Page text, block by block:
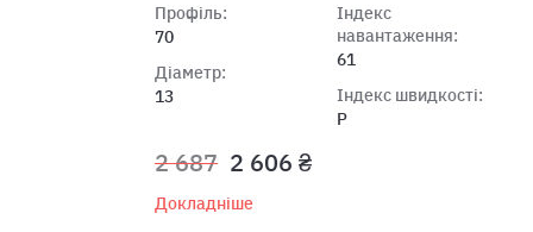
Профіль:
70
Діаметр:
13
Індекс
навантаження:
61
Індекс швидкості:
P
2 687 2 606 ₴
Докладніше